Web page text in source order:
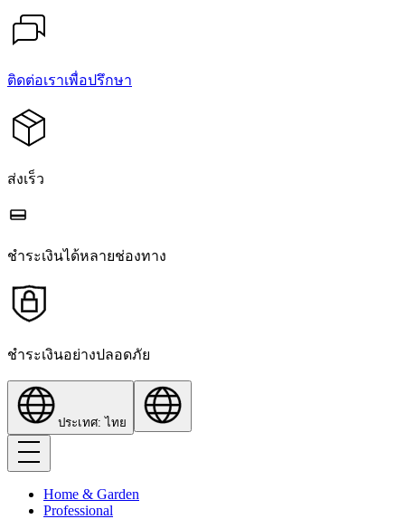
ติดต่อเราเพื่อปรึกษา
ส่งเร็ว
ชำระเงินได้หลายช่องทาง
ชำระเงินอย่างปลอดภัย
ประเทศ: ไทย
Home & Garden
Professional